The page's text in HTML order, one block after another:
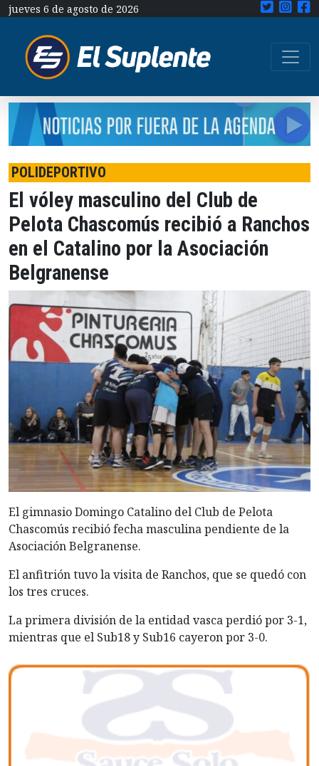
jueves 6 de agosto de 2026
POLIDEPORTIVO
El vóley masculino del Club de
Pelota Chascomús recibió a Ranchos
en el Catalino por la Asociación
Belgranense
El gimnasio Domingo Catalino del Club de Pelota
Chascomús recibió fecha masculina pendiente de la
Asociación Belgranense.
El anfitrión tuvo la visita de Ranchos, que se quedó con
los tres cruces.
Laprimera división de la entidad vasca perdió por 3-1,
mientras que el Sub18 y Sub16 cayeron por 3-0.